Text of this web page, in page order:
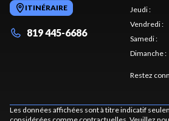
ITINÉRAIRE
819 445-6686
Jeudi:
Vendredi:
Samedi:
Dimanche:
Restez
Les données affichées sont à titre indicatif